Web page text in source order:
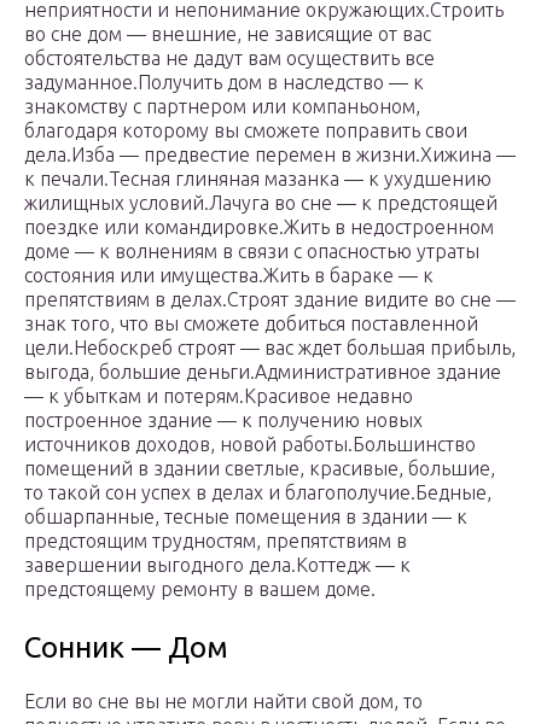
неприятности и непонимание окружающих.Строить
во сне дом — внешние, не зависящие от вас
обстоятельства не дадут вам осуществить все
задуманное.Получить дом в наследство — к
знакомству с партнером или компаньоном,
благодаря которому вы сможете поправить свои
дела.Изба — предвестие перемен в жизни.Хижина —
к печали.Тесная глиняная мазанка — к ухудшению
жилищных условий.Лачуга во сне — к предстоящей
поездке или командировке.Жить в недостроенном
доме — к волнениям в связи с опасностью утраты
состояния или имущества.Жить в бараке — к
препятствиям в делах.Строят здание видите во сне —
знак того, что вы сможете добиться поставленной
цели.Небоскреб строят — вас ждет большая прибыль,
выгода, большие деньги.Административное здание
— к убыткам и потерям.Красивое недавно
построенное здание — к получению новых
источников доходов, новой работы.Большинство
помещений в здании светлые, красивые, большие,
то такой сон успех в делах и благополучие.Бедные,
обшарпанные, тесные помещения в здании — к
предстоящим трудностям, препятствиям в
завершении выгодного дела.Коттедж — к
предстоящему ремонту в вашем доме.
Сонник — Дом
Если во сне вы не могли найти свой дом, то